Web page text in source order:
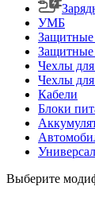
УМБ
Защитные
Защитные
Чехлы
Чехлы
Кабели
Блоки
Выберите